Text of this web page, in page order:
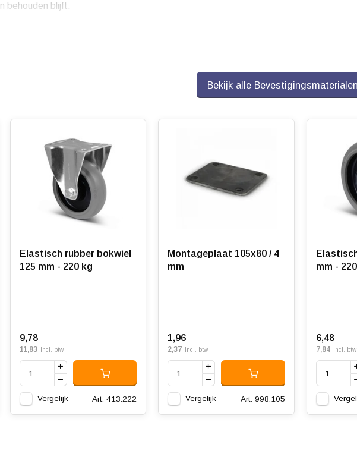
behouden blijft.
Bekijk alle Bevestigingsmaterialen
Elastisch rubber bokwiel
125 mm - 220 kg
9,78
11,83 Incl. btw
Vergelijk Art: 413.222
Montageplaat 105x80 / 4
mm
1,96
2,37 Incl. btw
Vergelijk Art: 998.105
mm -
6,48
7,84 Incl. btw